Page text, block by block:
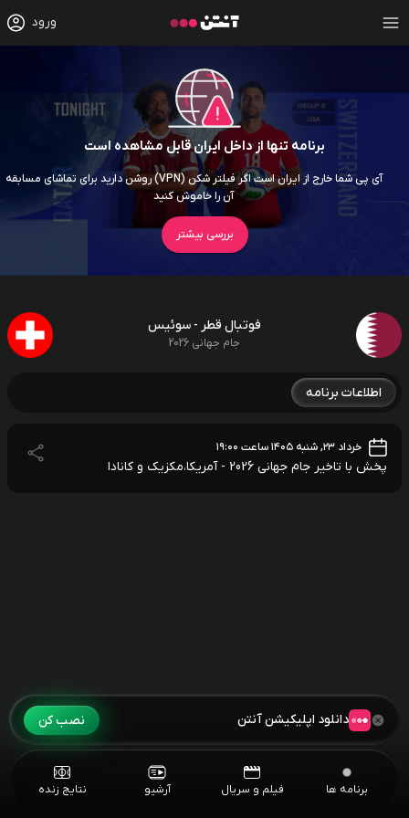
ورود
برنامه تنها از داخل ایران قابل مشاهده است
آی پی شما خارج از ایران است اگر فیلتر شکن (VPN) روشن دارید برای تماشای مسابقه
آن را خاموش کنید
بررسی بیشتر
فوتبال قطر - سوئیس
جام جهانی 2026
اطلاعات برنامه
خرداد ۲۳, شنبه ۱۴۰۵ ساعت ۱۹:۰۰
پخش با تاخیر جام جهانی 2026 - آمریکا،مکزیک و کانادا
برنامه ها فیلم و سریال آرشیو نتایج زنده
دانلود اپلیکیشن آنتن نصب کن